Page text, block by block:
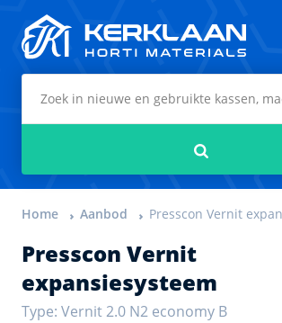
Home Aanbod Presscon Vernit
Presscon Vernit
expansiesysteem
Type: Vernit 2.0 N2 economy B